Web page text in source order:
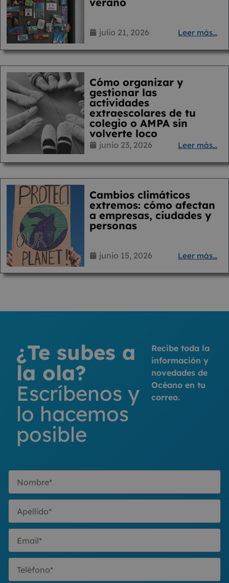
julio 21, 2026 Leer más...
Cómo organizar y
gestionar las
actividades
extraescolares de tu
colegio o AMPA sin
volverte loco
junio 23, 2026 Leer más...
Cambios climáticos
extremos: cómo afectan
a empresas, ciudades y
personas
junio 15, 2026 Leer más...
¿Te subes a
la ola?
Escríbenos y
lo hacemos
posible
Recibe toda la
información y
novedades de
Océano en tu
correo.